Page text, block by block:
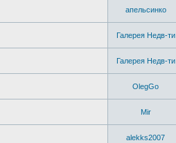
апельсинко
Галерея Недв-ти
Галерея Недв-ти
OlegGo
Mir
alekks2007